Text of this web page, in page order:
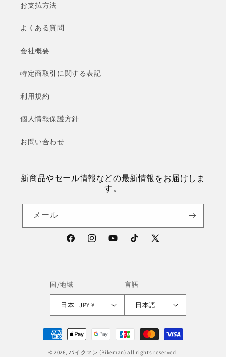
お支払方法
よくある質問
会社概要
特定商取引に関する表記
利用規約
個人情報保護方針
お問い合わせ
新商品やセール情報などの最新情報をお届けしま
す。
メール
FacebookInstagramYouTubeTikTok
X
国/地域
日本 | JPY ¥
言語
日本語
決
済
© 2026,バイクマン (Bikeman) all rights reserved.